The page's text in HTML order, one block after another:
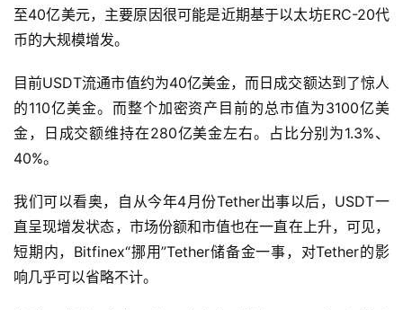
至40亿美元，主要原因很可能是近期基于以太坊ERC-20代
币的大规模增发。
目前USDT流通市值约为40亿美金，而日成交额达到了惊人
的110亿美金。而整个加密资产目前的总市值为3100亿美
金，日成交额维持在280亿美金左右。占比分别为1.3%、
40%。
我们可以看奥，自从今年4月份Tether出事以后，USDT一
直呈现增发状态，市场份额和市值也在一直在上升，可见，
短期内，Bitfinex“挪用”Tether储备金一事，对Tether的影
响几乎可以省略不计。